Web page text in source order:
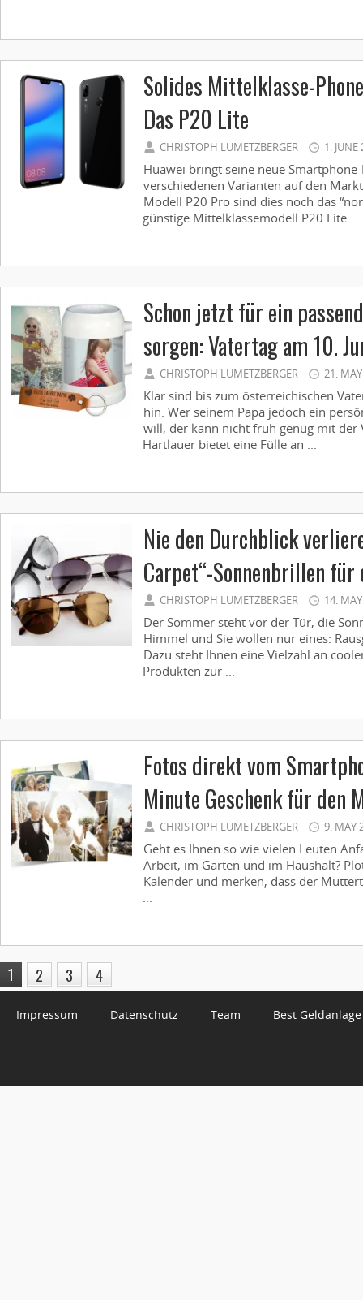
Solides Mittelklasse-
Das P20 Lite
CHRISTOPH LUMETZBERGER 1. JUNE
Huawei bringt seine neue
verschiedenen Varianten auf den
Modell P20 Pro sind dies noch das
günstige Mittelklassemodell P20 Lite ...
Schon jetzt für ein
sorgen: Vatertag am 10.
CHRISTOPH LUMETZBERGER 21.
Klar sind bis zum österreichischen
hin. Wer seinem Papa jedoch ein
will, der kann nicht früh genug mit der
Hartlauer bietet eine Fülle an ...
Nie den Durchblick
Carpet“-Sonnenbrillen
CHRISTOPH LUMETZBERGER 14.
Der Sommer steht vor der Tür, die
Himmel und Sie wollen nur eines:
Dazu steht Ihnen eine Vielzahl an
Produkten zur ...
Fotos direkt vom
Minute Geschenk für den
CHRISTOPH LUMETZBERGER 9. MAY
Geht es Ihnen so wie vielen Leuten
Arbeit, im Garten und im Haushalt?
Kalender und merken, dass der
...
1 2 3 4
Impressum Datenschutz Team Best Geldanlage